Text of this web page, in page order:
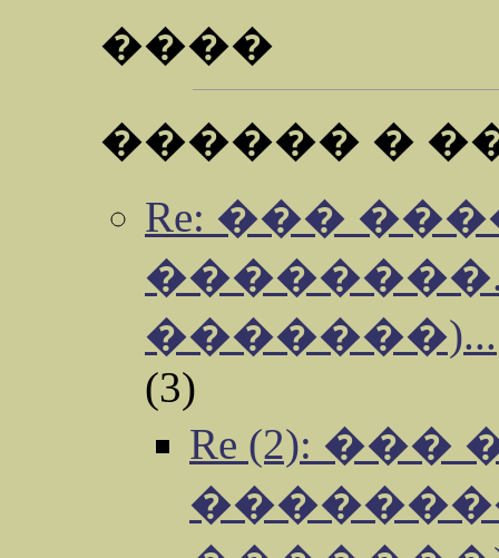
����
������ �
Re: ���
�������)...
(3)
Re (2):